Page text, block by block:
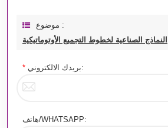
موضوع :
النماذج الصناعية لخطوط التجميع الأوتوماتيكية
* بريدك الالكتروني:
هاتف/WHATSAPP: